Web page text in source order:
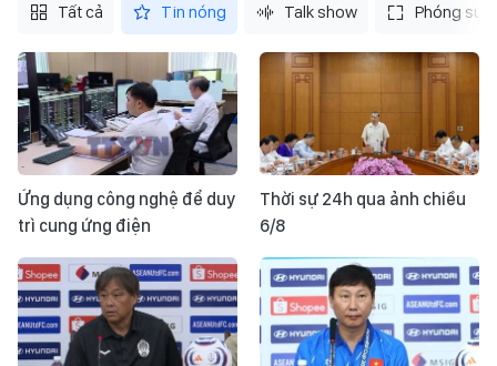
Tất cả Tin nóng Talk show Phóng sự
Ứng dụng công nghệ để duy
trì cung ứng điện
Thời sự 24h qua ảnh chiều
6/8